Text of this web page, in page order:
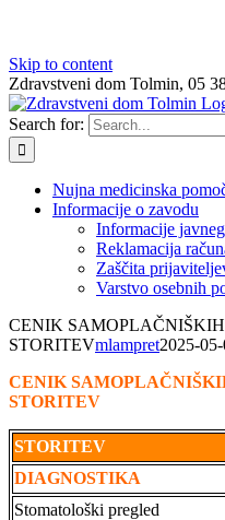
Skip to content
Zdravstveni dom Tolmin, 05
Search for:
Nujna medicinska
Informacije o zavodu
Informacije
Reklamacija
Zaščita
Varstvo osebnih
CENIK
STORITEVmlampret2025-
CENIK
STORITEV
STORITEV
DIAGNOSTIKA
Stomatološki pregled